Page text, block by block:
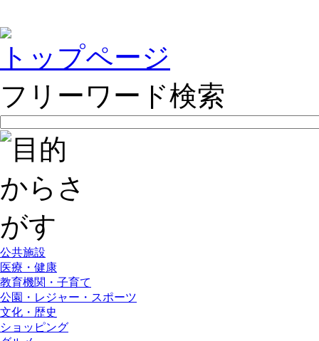
トップページ
フリーワード検索
公共施設
医療・健康
教育機関・子育て
公園・レジャー・スポーツ
文化・歴史
ショッピング